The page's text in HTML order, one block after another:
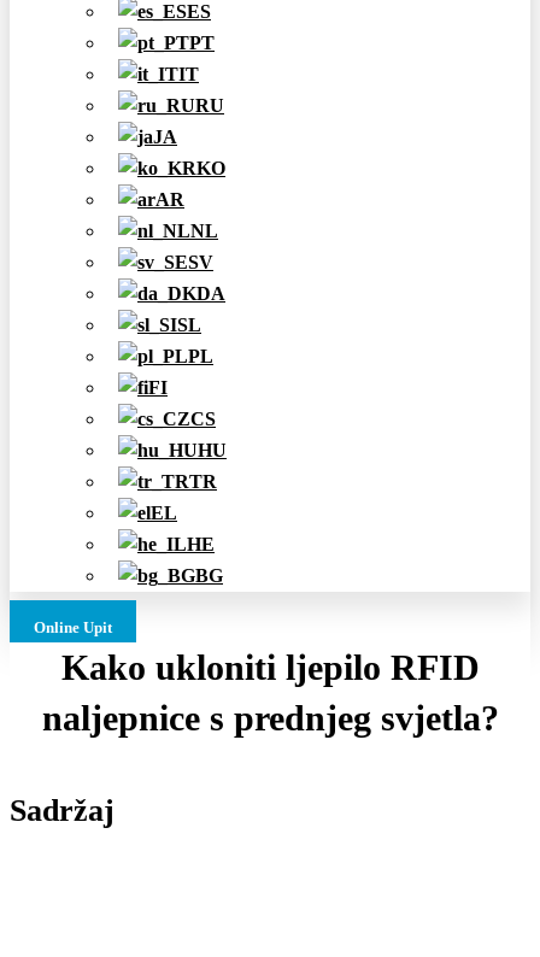
ES
PT
IT
RU
JA
KO
AR
NL
SV
DA
SL
PL
FI
CS
HU
TR
EL
HE
BG
Online Upit
Kako ukloniti ljepilo RFID
naljepnice s prednjeg svjetla?
Sadržaj